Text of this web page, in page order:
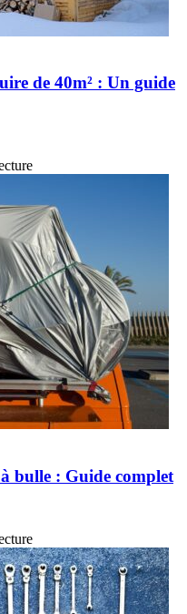
de 40m² : Un guide
bulle : Guide complet